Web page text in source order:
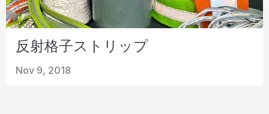
反射格子ストリップ
Nov 9, 2018